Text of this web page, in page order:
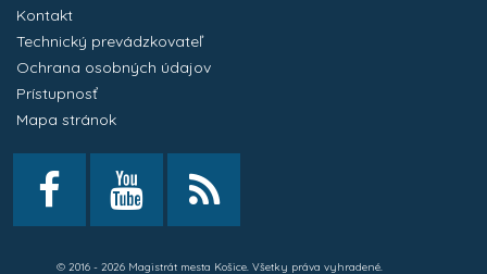
Kontakt
Technický prevádzkovateľ
Ochrana osobných údajov
Prístupnosť
Mapa stránok
© 2016 - 2026 Magistrát mesta Košice. Všetky práva vyhradené.